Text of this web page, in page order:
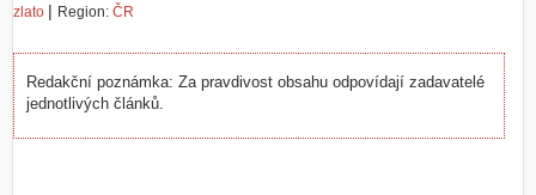
zlato | Region: ČR
Redakční poznámka: Za pravdivost obsahu odpovídají zadavatelé
jednotlivých článků.